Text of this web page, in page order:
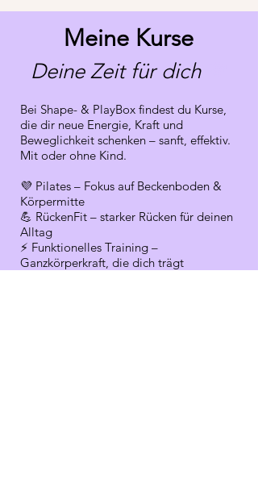
Von Mama zu Mama 💜
– ich begleite dich ehrlich &
persönlich.
Meine Kurse
Deine Zeit für dich
Bei Shape- & PlayBox findest du Kurse,
die dir neue Energie, Kraft und
Beweglichkeit schenken – sanft, effektiv.
Mit oder ohne Kind.
💜 Pilates – Fokus auf Beckenboden &
Körpermitte
💪 RückenFit – starker Rücken für deinen
Alltag
⚡ Funktionelles Training –
Ganzkörperkraft, die dich trägt